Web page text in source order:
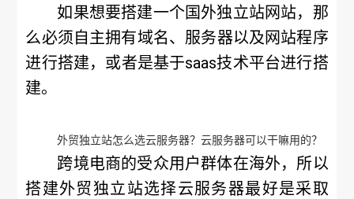
如果想要搭建一个国外独立站网站，那
么必须自主拥有域名、服务器以及网站程序
进行搭建，或者是基于saas技术平台进行搭
建。
外贸独立站怎么选云服务器？云服务器可以干嘛用的？
跨境电商的受众用户群体在海外，所以
搭建外贸独立站选择云服务器最好是采取